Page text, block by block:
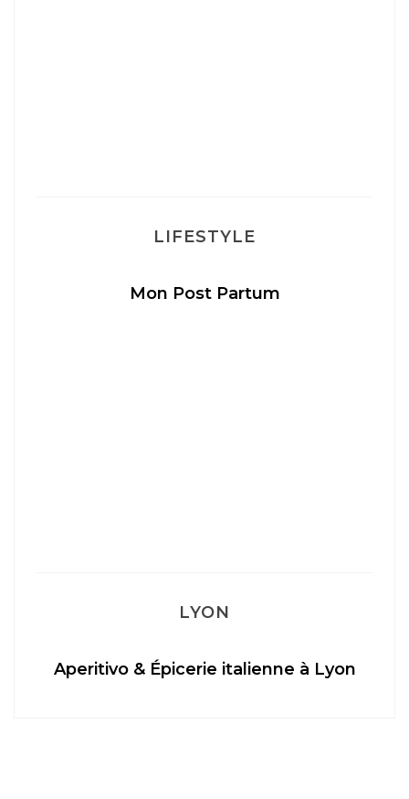
LIFESTYLE
Mon Post Partum
LYON
Aperitivo & Épicerie italienne à Lyon